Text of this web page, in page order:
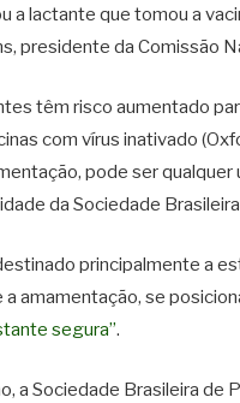
a lactante que tomou a
presidente da Comissão
têm risco aumentado
com vírus inativado
pode ser
da Sociedade
principalmente a
a amamentação, se
segura”.
a Sociedade Brasileira de